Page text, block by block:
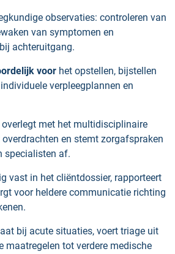
observaties: controleren van
van symptomen en
achteruitgang.
voor het opstellen, bijstellen
verpleegplannen en
met het multidisciplinaire
en stemt zorgafspraken
specialisten af.
vast in het cliëntdossier, rapporteert
voor heldere communicatie richting
bij acute situaties, voert triage uit
maatregelen tot verdere medische